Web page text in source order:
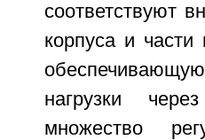
соответствуют
корпуса и
нагрузки
множество